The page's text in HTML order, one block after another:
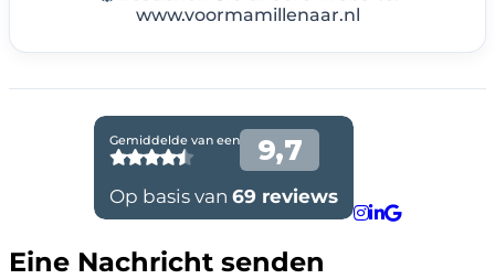
www.voormamillenaar.nl
Eine Nachricht senden